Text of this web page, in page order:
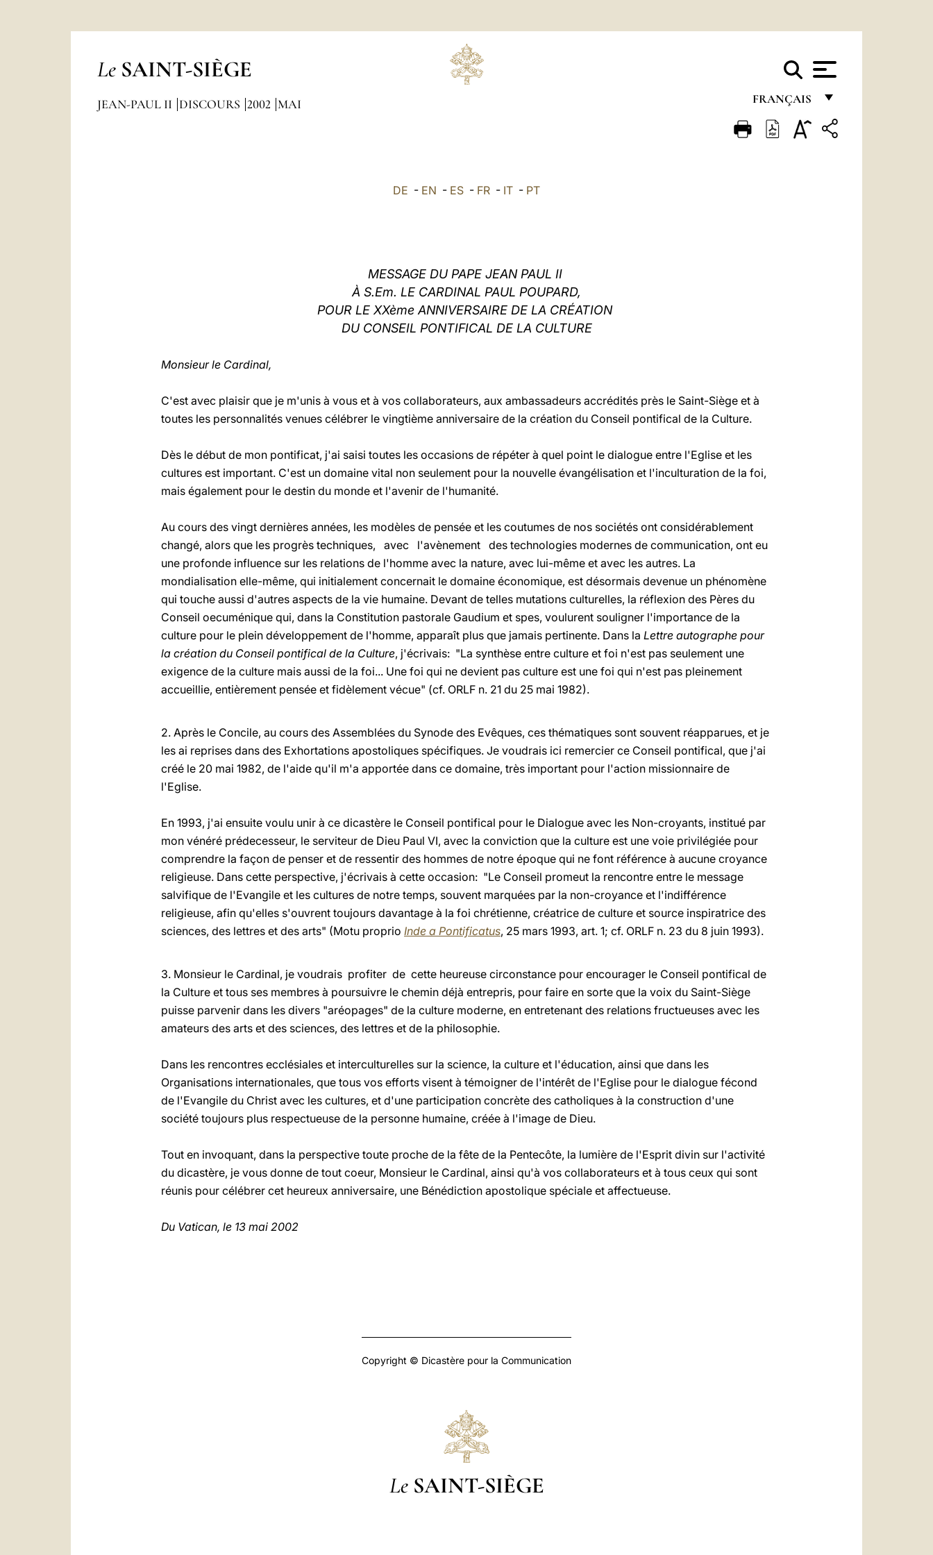
Le SAINT-SIÈGE
FRANÇAIS
FRANÇAIS
JEAN-PAUL II DISCOURS 2002 MAI
DE - EN - ES - FR - IT - PT
MESSAGE DU PAPE JEAN PAUL II
À S.Em. LE CARDINAL PAUL POUPARD,
POUR LE XXème ANNIVERSAIRE DE LA CRÉATION
DU CONSEIL PONTIFICAL DE LA CULTURE
Monsieur le Cardinal,
C'est avec plaisir que je m'unis à vous et à vos collaborateurs, aux ambassadeurs accrédités près le Saint-Siège et à
toutes les personnalités venues célébrer le vingtième anniversaire de la création du Conseil pontifical de la Culture.
Dès le début de mon pontificat, j'ai saisi toutes les occasions de répéter à quel point le dialogue entre l'Eglise et les
cultures est important. C'est un domaine vital non seulement pour la nouvelle évangélisation et l'inculturation de la foi,
mais également pour le destin du monde et l'avenir de l'humanité.
Au cours des vingt dernières années, les modèles de pensée et les coutumes de nos sociétés ont considérablement
changé, alors que les progrès techniques, avec l'avènement des technologies modernes de communication, ont eu
une profonde influence sur les relations de l'homme avec la nature, avec lui-même et avec les autres. La
mondialisation elle-même, qui initialement concernait le domaine économique, est désormais devenue un phénomène
qui touche aussi d'autres aspects de la vie humaine. Devant de telles mutations culturelles, la réflexion des Pères du
Conseil oecuménique qui, dans la Constitution pastorale Gaudium et spes, voulurent souligner l'importance de la
culture pour le plein développement de l'homme, apparaît plus que jamais pertinente. Dans la Lettre autographe pour
la création du Conseil pontifical de la Culture, j'écrivais: "La synthèse entre culture et foi n'est pas seulement une
exigence de la culture mais aussi de la foi... Une foi qui ne devient pas culture est une foi qui n'est pas pleinement
accueillie, entièrement pensée et fidèlement vécue" (cf. ORLF n. 21 du 25 mai 1982).
2. Après le Concile, au cours des Assemblées du Synode des Evêques, ces thématiques sont souvent réapparues, et je
les ai reprises dans des Exhortations apostoliques spécifiques. Je voudrais ici remercier ce Conseil pontifical, que j'ai
créé le 20 mai 1982, de l'aide qu'il m'a apportée dans ce domaine, très important pour l'action missionnaire de
l'Eglise.
En 1993, j'ai ensuite voulu unir à ce dicastère le Conseil pontifical pour le Dialogue avec les Non-croyants, institué par
mon vénéré prédecesseur, le serviteur de Dieu Paul VI, avec la conviction que la culture est une voie privilégiée pour
comprendre la façon de penser et de ressentir des hommes de notre époque qui ne font référence à aucune croyance
religieuse. Dans cette perspective, j'écrivais à cette occasion: "Le Conseil promeut la rencontre entre le message
salvifique de l'Evangile et les cultures de notre temps, souvent marquées par la non-croyance et l'indifférence
religieuse, afin qu'elles s'ouvrent toujours davantage à la foi chrétienne, créatrice de culture et source inspiratrice des
sciences, des lettres et des arts" (Motu proprio Inde a Pontificatus, 25 mars 1993, art. 1; cf. ORLF n. 23 du 8 juin 1993).
3. Monsieur le Cardinal, je voudrais profiter de cette heureuse circonstance pour encourager le Conseil pontifical de
la Culture et tous ses membres à poursuivre le chemin déjà entrepris, pour faire en sorte que la voix du Saint-Siège
puisse parvenir dans les divers "aréopages" de la culture moderne, en entretenant des relations fructueuses avec les
amateurs des arts et des sciences, des lettres et de la philosophie.
Dans les rencontres ecclésiales et interculturelles sur la science, la culture et l'éducation, ainsi que dans les
Organisations internationales, que tous vos efforts visent à témoigner de l'intérêt de l'Eglise pour le dialogue fécond
de l'Evangile du Christ avec les cultures, et d'une participation concrète des catholiques à la construction d'une
société toujours plus respectueuse de la personne humaine, créée à l'image de Dieu.
Tout en invoquant, dans la perspective toute proche de la fête de la Pentecôte, la lumière de l'Esprit divin sur l'activité
du dicastère, je vous donne de tout coeur, Monsieur le Cardinal, ainsi qu'à vos collaborateurs et à tous ceux qui sont
réunis pour célébrer cet heureux anniversaire, une Bénédiction apostolique spéciale et affectueuse.
Du Vatican, le 13 mai 2002
Copyright © Dicastère pour la Communication
Le SAINT-SIÈGE